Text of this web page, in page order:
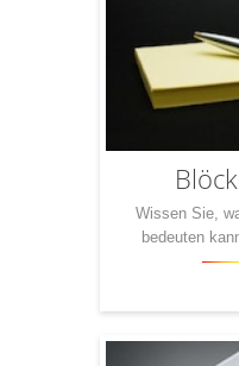
Wissen Sie,
bedeuten
verbundenen
Parteien oder
Rolle, über die